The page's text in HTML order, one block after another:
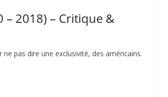
– 2018) – Critique &
pas dire une exclusivité, des américains.